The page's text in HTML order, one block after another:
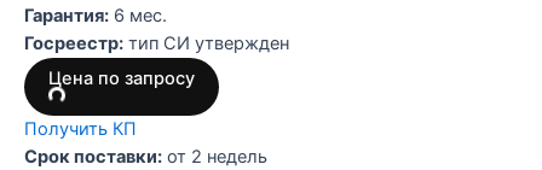
Гарантия: 6 мес.
Госреестр: тип СИ утвержден
Цена по запросу
Получить КП
Срок поставки: от 2 недель